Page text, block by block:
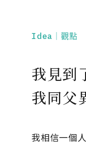
Idea｜觀點
我見到
我同父
我相信一個